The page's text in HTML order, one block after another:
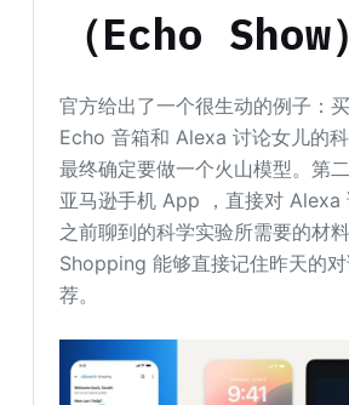
（Echo Show）
官方给出了一个很生动的例子：
Echo 音箱和 Alexa 讨论女儿的科
最终确定要做一个火山模型。第
亚马逊手机 App ，直接对 Alexa
之前聊到的科学实验所需要的材
Shopping 能够直接记住昨天的
荐。